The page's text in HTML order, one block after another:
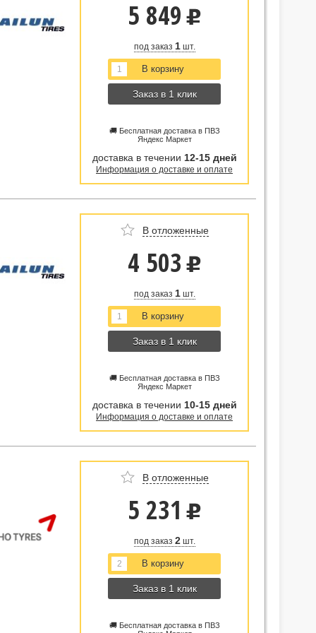
5 849 u
под заказ 1шт.
Заказ в 1 клик
🚚 Бесплатная доставка в ПВЗ
Яндекс Маркет
доставка в течении 12-15 дней
Информация о доставке и оплате
В отложенные
4 503 u
под заказ 1шт.
Заказ в 1 клик
🚚 Бесплатная доставка в ПВЗ
Яндекс Маркет
доставка в течении 10-15 дней
Информация о доставке и оплате
В отложенные
5 231 u
под заказ 2шт.
Заказ в 1 клик
🚚 Бесплатная доставка в ПВЗ